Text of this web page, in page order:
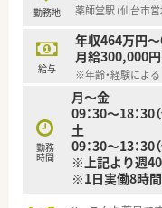
勤務地 薬師堂駅 (仙台市
給与
年収464万円
月給300,000
※年齢・経験による
勤務
時間
月～金
09：30～18：30
土
09：30～13：30
※上記より週
※1日実働8時